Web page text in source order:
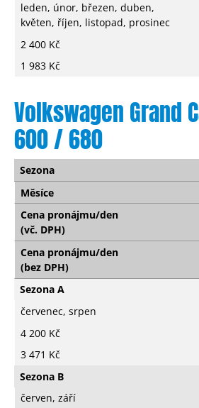
leden, únor, březen, duben,
květen, říjen, listopad, prosinec
2 400 Kč
1 983 Kč
Volkswagen Grand
600 / 680
Sezona
Měsíce
Cena pronájmu/den
(vč. DPH)
Cena pronájmu/den
(bez DPH)
Sezona A
červenec, srpen
4 200 Kč
3 471 Kč
Sezona B
červen, září